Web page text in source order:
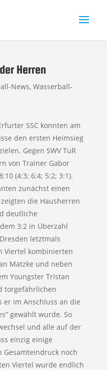
Herren
News, Wasserball-
SSC konnten am
den ersten Heimsieg
Gegen SWV TuR
von Trainer Gabor
(4:3; 6:4; 5:2; 3:1).
zunächst einen
die Hausherren
deutliche
3:2 in Überzahl
letztmals
Viertel kombinierten
Matzke und neben
Youngster Tristan
torgefährlichen
er im Anschluss an die
gewählt wurde. So
und alle auf der
einzig einige
Gesamteindruck noch
Viertel wurde endlich